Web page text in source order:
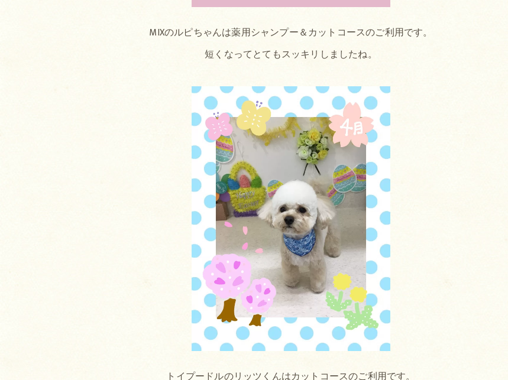
MIXのルピちゃんは薬用シャンプー＆カットコースのご利用です。
短くなってとてもスッキリしましたね。
トイプードルのリッツくんはカットコースのご利用です。